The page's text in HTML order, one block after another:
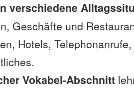
verschiedene
Geschäfte und
Hotels,
Vokabel-Abschnitt